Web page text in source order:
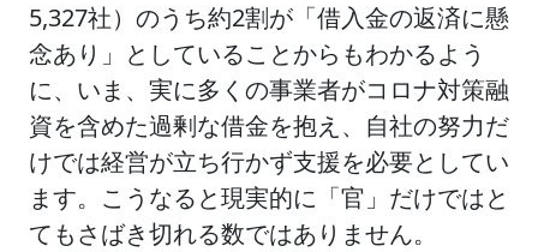
5,327社）のうち約2割が「借入金の返済に懸
念あり」としていることからもわかるよう
に、いま、実に多くの事業者がコロナ対策融
資を含めた過剰な借金を抱え、自社の努力だ
けでは経営が立ち行かず支援を必要としてい
ます。こうなると現実的に「官」だけではと
てもさばき切れる数ではありません。